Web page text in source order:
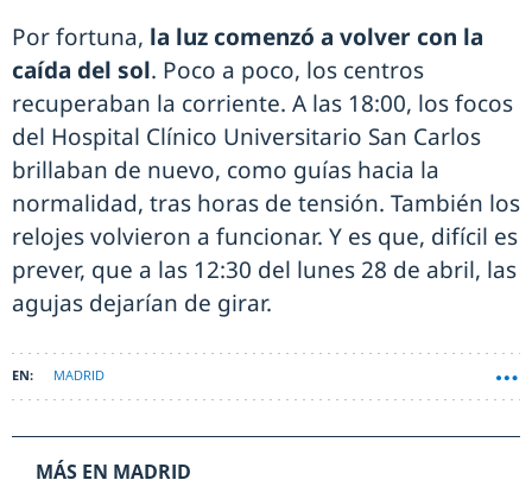
Por fortuna, la luz comenzó a volver con la
caída del sol. Poco a poco, los centros
recuperaban la corriente. A las 18:00, los focos
del Hospital Clínico Universitario San Carlos
brillaban de nuevo, como guías hacia la
normalidad, tras horas de tensión. También los
relojes volvieron a funcionar. Y es que, difícil es
prever, que a las 12:30 del lunes 28 de abril, las
agujas dejarían de girar.
MADRID
MÁS EN MADRID